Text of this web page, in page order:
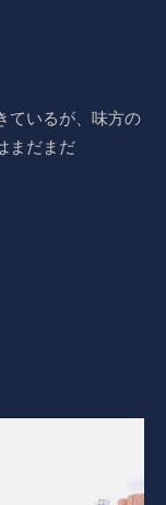
ているが、味方の
まだまだ